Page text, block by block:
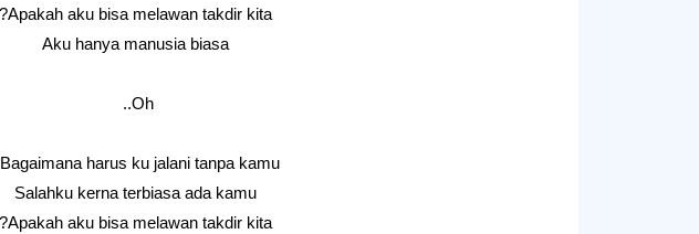
Apakah aku bisa melawan takdir kita?
Aku hanya manusia biasa
Oh..
Bagaimana harus ku jalani tanpa kamu?
Salahku kerna terbiasa ada kamu
Apakah aku bisa melawan takdir kita?